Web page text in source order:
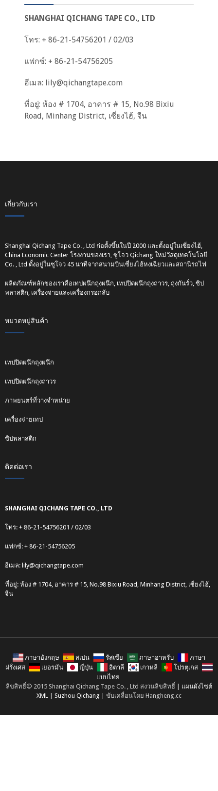
SHANGHAI QICHANG TAPE CO., LTD
โทร: + 86-21-54756201 / 02/03
แฟกซ์: + 86-21-54756205
อีเมล: lily@qichangtape.com
ที่อยู่: ห้อง # 1704, อาคาร # 15, No.98 Bixiu
Road, Minhang District, เซี่ยงไฮ้, จีน
เกี่ยวกับเรา
Shanghai Qichang Tape Co. , Ltd ก่อตั้งขึ้นในปี 2000 และตั้งอยู่ในเซี่ยงไฮ้,
China Economic Center โรงงานของเรา, ซูโจว Qichang ใหม่วัสดุเทคโนโลยี
Co. , Ltd ตั้งอยู่ในซูโจว 45 นาทีจากสนามบินเซี่ยงไฮ้หงเฉียวและสถานีรถไฟ
ผลิตภัณฑ์หลักของเราคือเทปผนึกถุงผนึก, เทปปิดผนึกถุงถาวร, ถุงกันรั่ว, ซิป
พลาสติก, เครื่องจ่ายและเครื่องกรอกลับ
หมวดหมู่สินค้า
เทปปิดผนึกถุงผนึก
เทปปิดผนึกถุงถาวร
ภาพยนตร์ที่วางจำหน่าย
เครื่องจ่ายเทป
ซิปพลาสติก
ติดต่อเรา
SHANGHAI QICHANG TAPE CO., LTD
โทร: + 86-21-54756201 / 02/03
แฟกซ์: + 86-21-54756205
อีเมล: lily@qichangtape.com
ที่อยู่: ห้อง # 1704, อาคาร # 15, No.98 Bixiu Road, Minhang District, เซี่ยงไฮ้,
จีน
ภาษาอังกฤษ สเปน รัสเซีย ภาษาอาหรับ
ภาษา
ฝรั่งเศส
เยอรมัน ญี่ปุ่น อิตาลี เกาหลี
โปรตุเกส
แบบไทย
ลิขสิทธิ์© 2015 Shanghai Qichang Tape Co. , Ltd สงวนลิขสิทธิ์ | แผนผังไซต์
XML
Suzhou Qichang | ขับเคลื่อนโดย Hangheng.cc